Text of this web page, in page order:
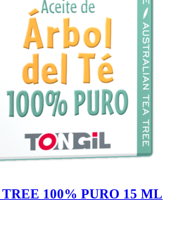
100% PURO 15 ML